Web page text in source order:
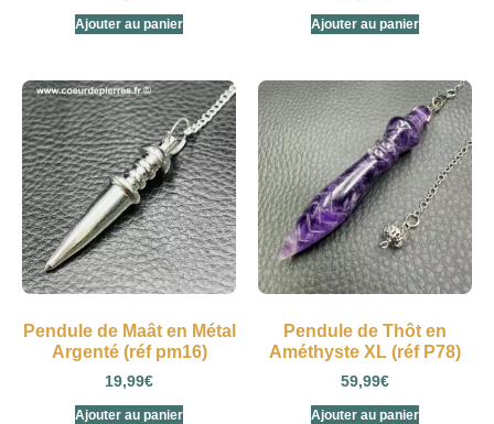
Ajouter au panier Ajouter au panier
Pendule de Maât en Métal
Argenté (réf pm16)
19,99€
Ajouter au panier
Pendule de Thôt en
Améthyste XL (réf P78)
59,99€
Ajouter au panier